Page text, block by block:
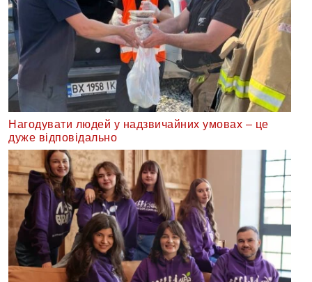
Нагодувати людей у надзвичайних умовах – це
дуже відповідально